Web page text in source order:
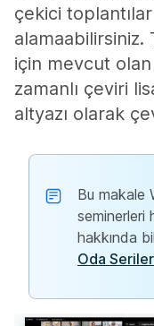
çekici
alamaabilirsiniz.
için mevcut
zamanlı çeviri
altyazı olarak
Bu makale
seminerleri
hakkında
Oda